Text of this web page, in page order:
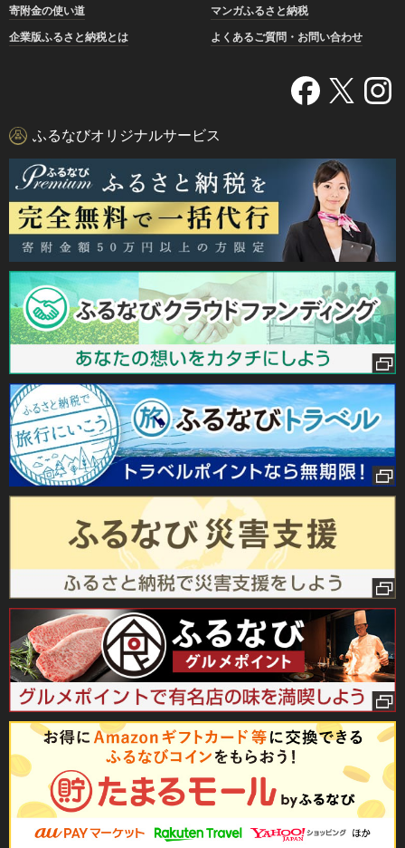
寄附金の使い道
マンガふるさと納税
企業版ふるさと納税とは
よくあるご質問・お問い合わせ
ふるなびオリジナルサービス